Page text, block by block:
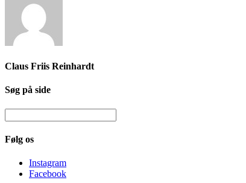
Claus Friis Reinhardt
Søg på side
Følg os
Instagram
Facebook